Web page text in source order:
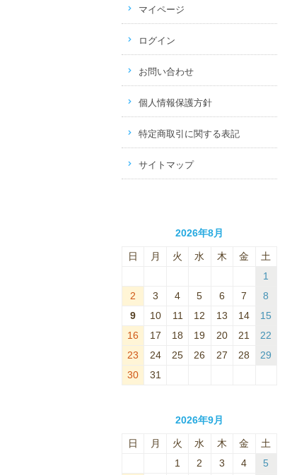
マイページ
ログイン
お問い合わせ
個人情報保護方針
特定商取引に関する表記
サイトマップ
2026年8月
日 月 火 水 木 金
土
1
2
3 4 5 6 7
8
9
10 11 12 13 14
15
16
17 18 19 20 21
22
23
24 25 26 27 28
29
30
31
2026年9月
日 月 火 水 木 金
土
1
2 3 4 5